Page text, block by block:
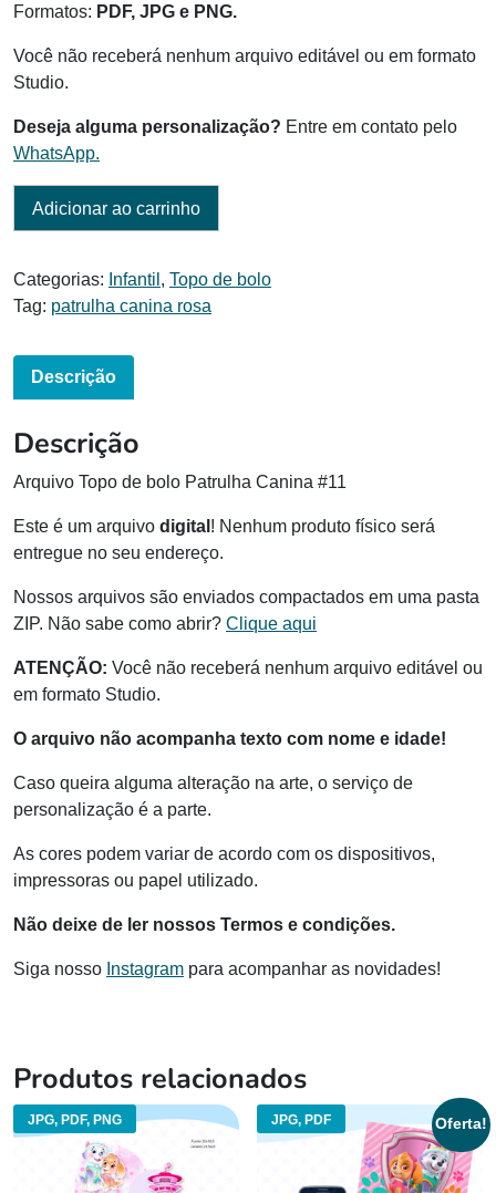
Formatos: PDF, JPG e PNG.
Você não receberá nenhum arquivo editável ou em formato
Studio.
Deseja alguma personalização? Entre em contato pelo
WhatsApp.
Adicionar ao carrinho
Categorias: Infantil , Topo de bolo
Tag: patrulha canina rosa
Descrição
Descrição
Arquivo Topo de bolo Patrulha Canina #11
Este é um arquivo digital ! Nenhum produto físico será
entregue no seu endereço.
Nossos arquivos são enviados compactados em uma pasta
ZIP. Não sabe como abrir? Clique aqui
ATENÇÃO: Você não receberá nenhum arquivo editável ou
em formato Studio.
O arquivo não acompanha texto com nome e idade!
Caso queira alguma alteração na arte, o serviço de
personalização é a parte.
As cores podem variar de acordo com os dispositivos,
impressoras ou papel utilizado.
Não deixe de ler nossos Termos e condições.
Siga nosso Instagram para acompanhar as novidades!
Produtos relacionados
JPG, PDF, PNG JPG, PDF Oferta!